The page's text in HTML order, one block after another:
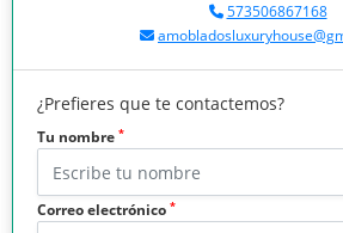
573506867168
¿Prefieres que te contactemos?
Tu nombre *
Correo electrónico *